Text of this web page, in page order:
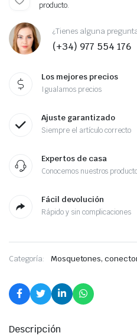
producto.
¿Tienes alguna
(+34) 977 554 176
Los mejores precios
Igualamos precios
Ajuste garantizado
Siempre el artículo correcto
Expertos de casa
Conocemos nuestros
Fácil devolución
Rápido y sin complicaciones
Categoría: Mosquetones,
Descripción